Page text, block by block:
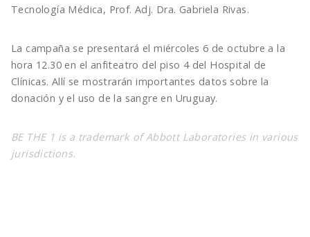
Tecnología Médica, Prof. Adj. Dra. Gabriela Rivas.
La campaña se presentará el miércoles 6 de octubre a la
hora 12.30 en el anfiteatro del piso 4 del Hospital de
Clínicas. Allí se mostrarán importantes datos sobre la
donación y el uso de la sangre en Uruguay.
BE THE 1 is a trademark of Abbott Laboratories in various
jurisdictions.